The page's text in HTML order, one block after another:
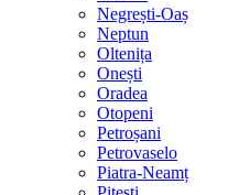
Negrești-Oaș
Neptun
Oltenița
Onești
Oradea
Otopeni
Petroșani
Petrovaselo
Piatra-Neamț